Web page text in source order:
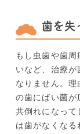
歯を失
もし虫歯や歯
いなど、治療
なりません。
の歯にばい菌が
共倒れになって
は歯がなくな